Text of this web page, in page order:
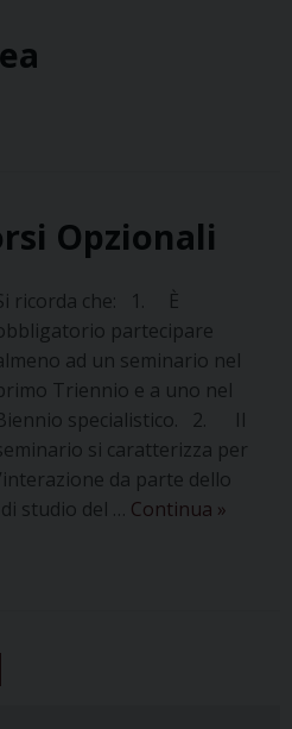
Opzionali
ricorda che: 1. È
partecipare
ad un seminario nel
Triennio e a uno nel
specialistico. 2. Il
si caratterizza per
da parte dello
studio del … Continua »